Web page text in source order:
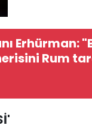
Erhürman:
Rum